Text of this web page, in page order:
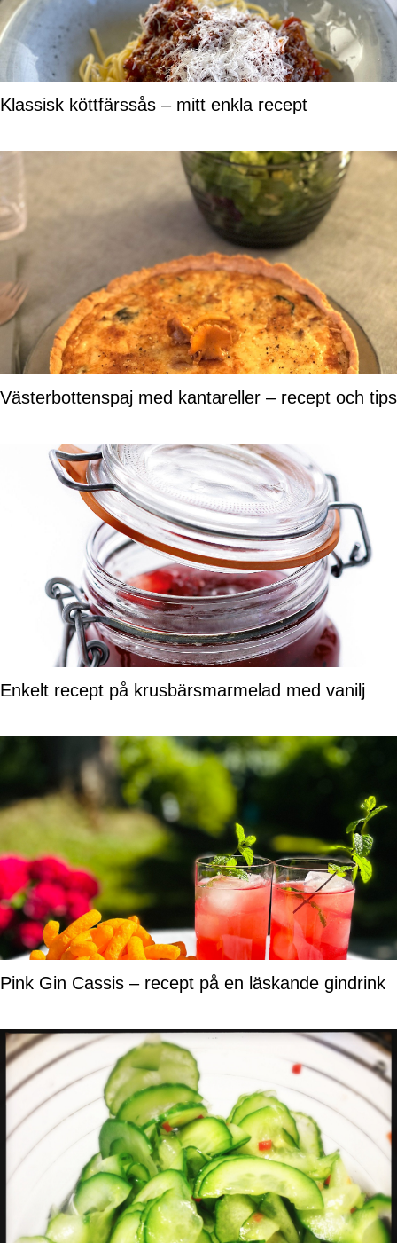
Klassisk köttfärssås – mitt enkla recept
Västerbottenspaj med kantareller – recept och tips
Enkelt recept på krusbärsmarmelad med vanilj
Pink Gin Cassis – recept på en läskande gindrink